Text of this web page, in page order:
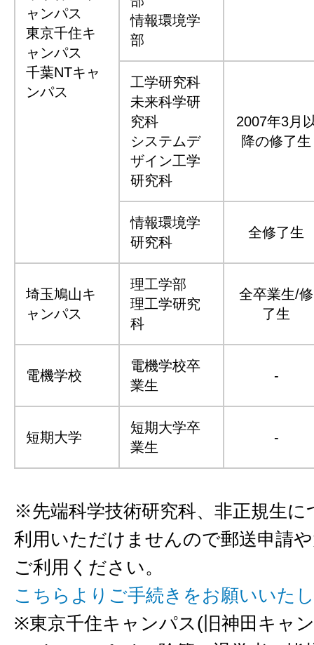
ャンパス
東京千住キ
ャンパス
千葉NTキャ
ンパス
情報環境学
部
工学研究科
未来科学研
究科
システムデ
ザイン工学
研究科
2007年3月
降の修了生
情報環境学
研究科
全修了生
埼玉鳩山キ
ャンパス
理工学部
理工学研究
科
全卒業生/修
了生
電機学校
電機学校卒
業生
-
短期大学
短期大学卒
業生
-
※先端科学技術研究科、非正規生に
利用いただけませんので郵送申請
ご利用ください。
こちらよりご手続きをお願いいた
※東京千住キャンパス(旧神田キャ